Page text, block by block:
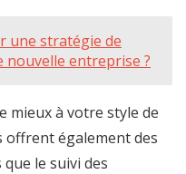
une stratégie de
entreprise ?
mieux à votre style de
offrent également des
le suivi des